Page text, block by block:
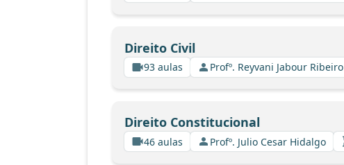
Direito Civil
93 aulas Profº. Reyvani Jabour Ribeiro
Direito Constitucional
46 aulas Profº. Julio Cesar Hidalgo